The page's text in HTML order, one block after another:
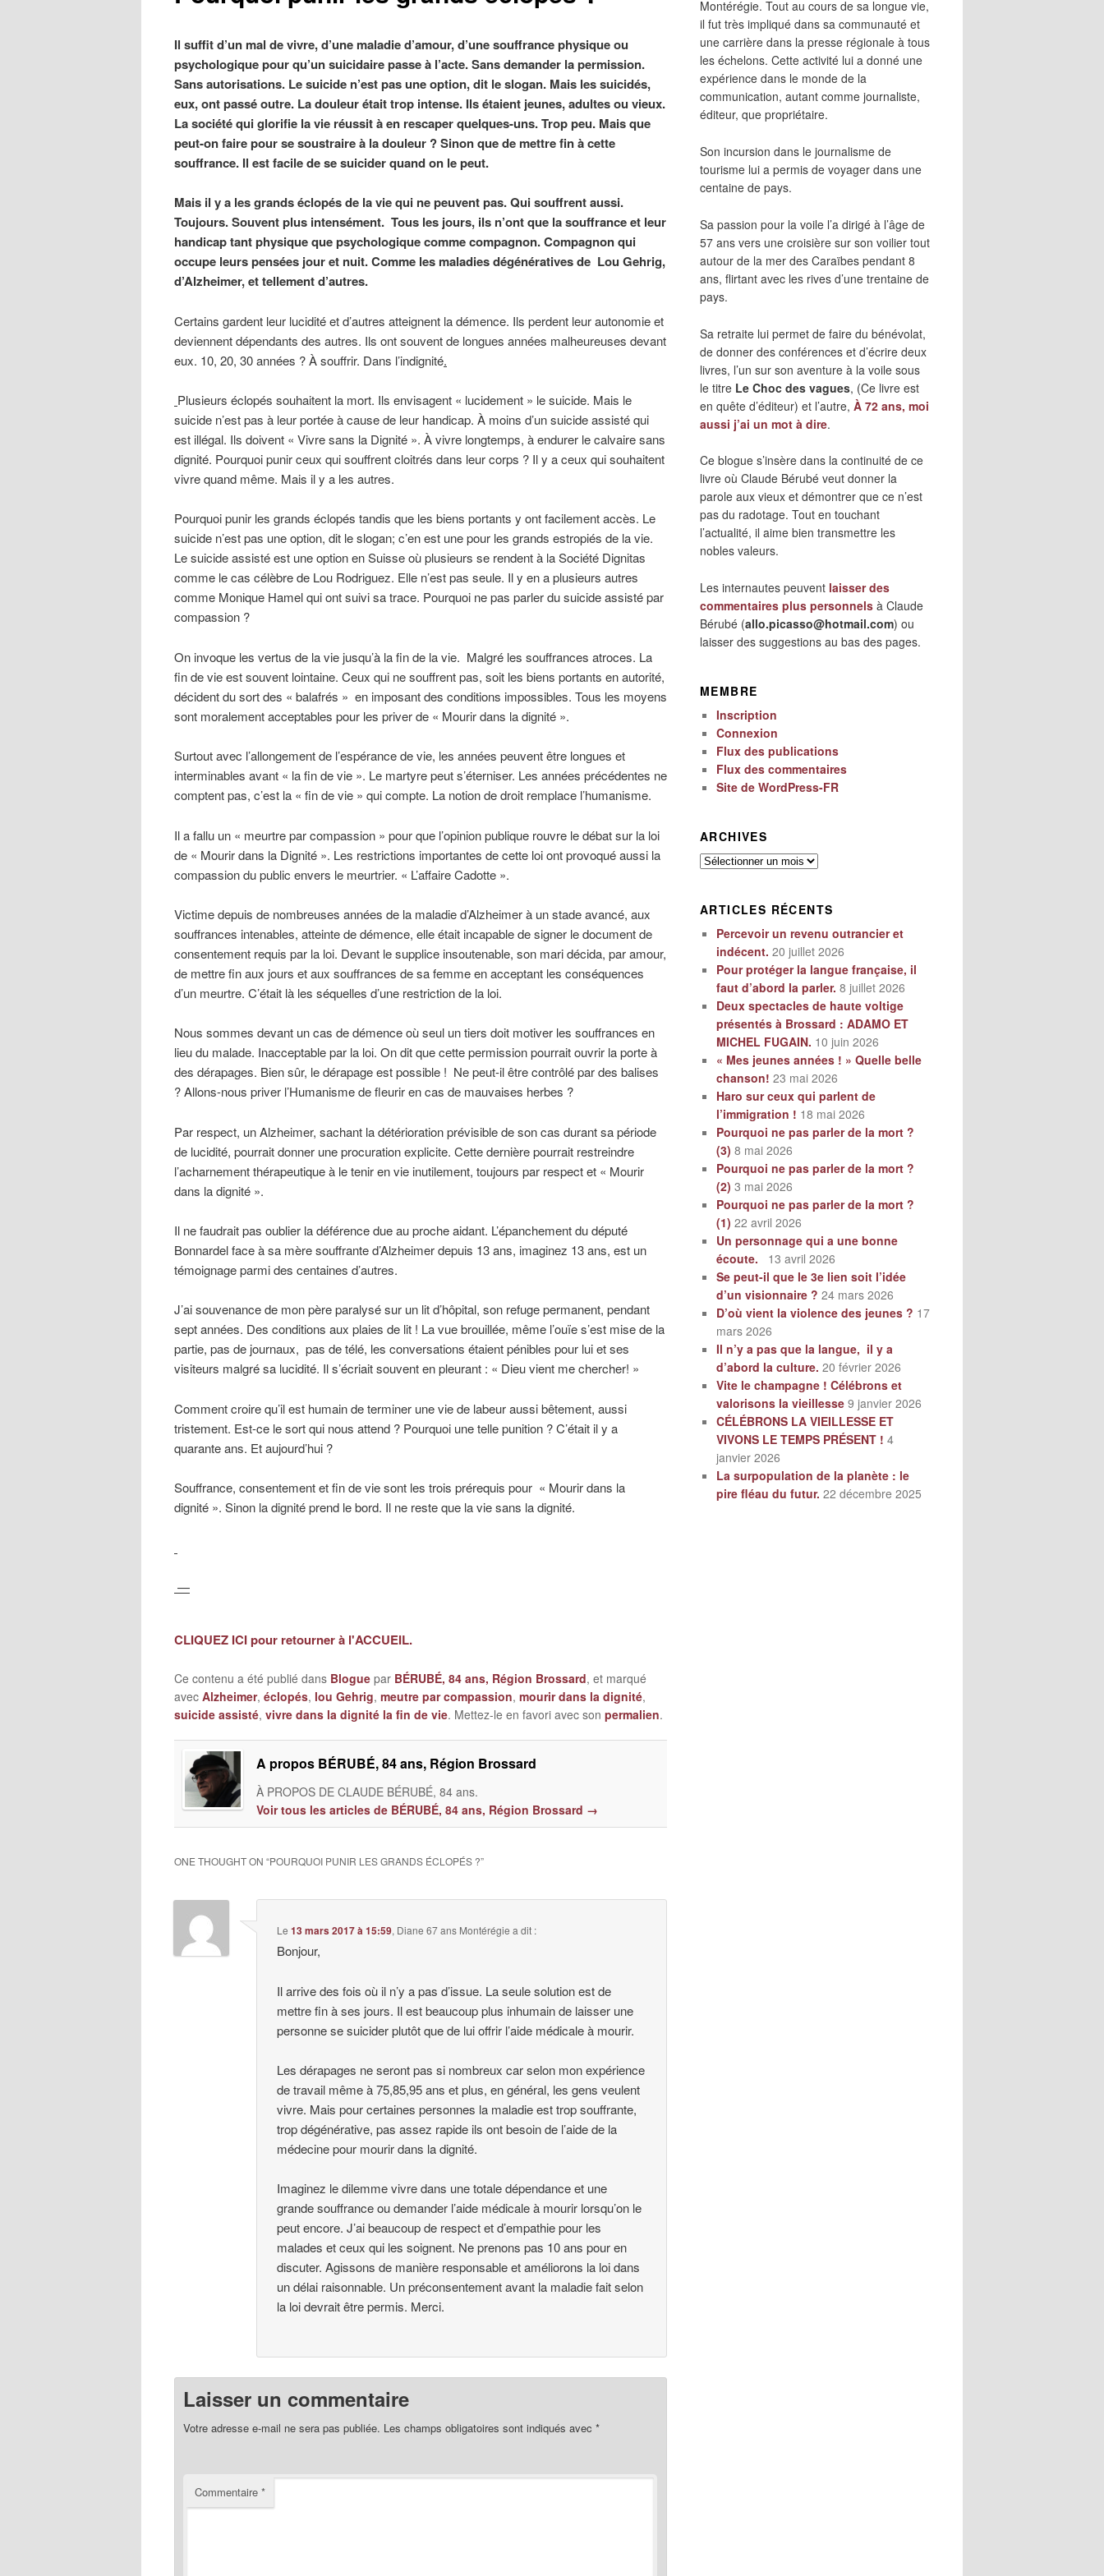
Il suffit d’un mal de vivre, d’une maladie d’amour, d’une souffrance physique ou
psychologique pour qu’un suicidaire passe à l’acte. Sans demander la permission.
Sans autorisations. Le suicide n’est pas une option, dit le slogan. Mais les suicidés,
eux, ont passé outre. La douleur était trop intense. Ils étaient jeunes, adultes ou vieux.
La société qui glorifie la vie réussit à en rescaper quelques-uns. Trop peu. Mais que
peut-on faire pour se soustraire à la douleur ? Sinon que de mettre fin à cette
souffrance. Il est facile de se suicider quand on le peut.
Mais il y a les grands éclopés de la vie qui ne peuvent pas. Qui souffrent aussi.
Toujours. Souvent plus intensément. Tous les jours, ils n’ont que la souffrance et leur
handicap tant physique que psychologique comme compagnon. Compagnon qui
occupe leurs pensées jour et nuit. Comme les maladies dégénératives de Lou Gehrig,
d’Alzheimer, et tellement d’autres.
Certains gardent leur lucidité et d’autres atteignent la démence. Ils perdent leur autonomie et
deviennent dépendants des autres. Ils ont souvent de longues années malheureuses devant
eux. 10, 20, 30 années ? À souffrir. Dans l’indignité.
Plusieurs éclopés souhaitent la mort. Ils envisagent « lucidement » le suicide. Mais le
suicide n’est pas à leur portée à cause de leur handicap. À moins d’un suicide assisté qui
est illégal. Ils doivent « Vivre sans la Dignité ». À vivre longtemps, à endurer le calvaire sans
dignité. Pourquoi punir ceux qui souffrent cloitrés dans leur corps ? Il y a ceux qui souhaitent
vivre quand même. Mais il y a les autres.
Pourquoi punir les grands éclopés tandis que les biens portants y ont facilement accès. Le
suicide n’est pas une option, dit le slogan; c’en est une pour les grands estropiés de la vie.
Le suicide assisté est une option en Suisse où plusieurs se rendent à la Société Dignitas
comme le cas célèbre de Lou Rodriguez. Elle n’est pas seule. Il y en a plusieurs autres
comme Monique Hamel qui ont suivi sa trace. Pourquoi ne pas parler du suicide assisté par
compassion ?
On invoque les vertus de la vie jusqu’à la fin de la vie. Malgré les souffrances atroces. La
fin de vie est souvent lointaine. Ceux qui ne souffrent pas, soit les biens portants en autorité,
décident du sort des « balafrés » en imposant des conditions impossibles. Tous les moyens
sont moralement acceptables pour les priver de « Mourir dans la dignité ».
Surtout avec l’allongement de l’espérance de vie, les années peuvent être longues et
interminables avant « la fin de vie ». Le martyre peut s’éterniser. Les années précédentes ne
comptent pas, c’est la « fin de vie » qui compte. La notion de droit remplace l’humanisme.
Il a fallu un « meurtre par compassion » pour que l’opinion publique rouvre le débat sur la loi
de « Mourir dans la Dignité ». Les restrictions importantes de cette loi ont provoqué aussi la
compassion du public envers le meurtrier. « L’affaire Cadotte ».
Victime depuis de nombreuses années de la maladie d’Alzheimer à un stade avancé, aux
souffrances intenables, atteinte de démence, elle était incapable de signer le document de
consentement requis par la loi. Devant le supplice insoutenable, son mari décida, par amour,
de mettre fin aux jours et aux souffrances de sa femme en acceptant les conséquences
d’un meurtre. C’était là les séquelles d’une restriction de la loi.
Nous sommes devant un cas de démence où seul un tiers doit motiver les souffrances en
lieu du malade. Inacceptable par la loi. On dit que cette permission pourrait ouvrir la porte à
des dérapages. Bien sûr, le dérapage est possible ! Ne peut-il être contrôlé par des balises
? Allons-nous priver l’Humanisme de fleurir en cas de mauvaises herbes ?
Par respect, un Alzheimer, sachant la détérioration prévisible de son cas durant sa période
de lucidité, pourrait donner une procuration explicite. Cette dernière pourrait restreindre
l’acharnement thérapeutique à le tenir en vie inutilement, toujours par respect et « Mourir
dans la dignité ».
Il ne faudrait pas oublier la déférence due au proche aidant. L’épanchement du député
Bonnardel face à sa mère souffrante d’Alzheimer depuis 13 ans, imaginez 13 ans, est un
témoignage parmi des centaines d’autres.
J’ai souvenance de mon père paralysé sur un lit d’hôpital, son refuge permanent, pendant
sept années. Des conditions aux plaies de lit ! La vue brouillée, même l’ouïe s’est mise de la
partie, pas de journaux, pas de télé, les conversations étaient pénibles pour lui et ses
visiteurs malgré sa lucidité. Il s’écriait souvent en pleurant : « Dieu vient me chercher! »
Comment croire qu’il est humain de terminer une vie de labeur aussi bêtement, aussi
tristement. Est-ce le sort qui nous attend ? Pourquoi une telle punition ? C’était il y a
quarante ans. Et aujourd’hui ?
Souffrance, consentement et fin de vie sont les trois prérequis pour « Mourir dans la
dignité ». Sinon la dignité prend le bord. Il ne reste que la vie sans la dignité.
—
CLIQUEZ ICI pour retourner à l'ACCUEIL.
Ce contenu a été publié dans Blogue par BÉRUBÉ, 84 ans, Région Brossard, et marqué
avec Alzheimer, éclopés, lou Gehrig, meutre par compassion, mourir dans la dignité,
suicide assisté, vivre dans la dignité la fin de vie. Mettez-le en favori avec son permalien.
A propos BÉRUBÉ, 84 ans, Région Brossard
À PROPOS DE CLAUDE BÉRUBÉ, 84 ans.
Voir tous les articles de BÉRUBÉ, 84 ans, Région Brossard →
ONE THOUGHT ON “POURQUOI PUNIR LES GRANDS ÉCLOPÉS ?”
Le13 mars 2017 à 15:59, Diane 67 ans Montérégie a dit :
Bonjour,
Il arrive des fois où il n’y a pas d’issue. La seule solution est de
mettre fin à ses jours. Il est beaucoup plus inhumain de laisser une
personne se suicider plutôt que de lui offrir l’aide médicale à mourir.
Les dérapages ne seront pas si nombreux car selon mon expérience
de travail même à 75,85,95 ans et plus, en général, les gens veulent
vivre. Mais pour certaines personnes la maladie est trop souffrante,
trop dégénérative, pas assez rapide ils ont besoin de l’aide de la
médecine pour mourir dans la dignité.
Imaginez le dilemme vivre dans une totale dépendance et une
grande souffrance ou demander l’aide médicale à mourir lorsqu’on le
peut encore. J’ai beaucoup de respect et d’empathie pour les
malades et ceux qui les soignent. Ne prenons pas 10 ans pour en
discuter. Agissons de manière responsable et améliorons la loi dans
un délai raisonnable. Un préconsentement avant la maladie fait selon
la loi devrait être permis. Merci.
Laisser un commentaire
Votre adresse e-mail ne sera pas publiée. Les champs obligatoires sont indiqués avec *
Commentaire *
Montérégie. Tout au cours de sa longue vie,
il fut très impliqué dans sa communauté et
une carrière dans la presse régionale à tous
les échelons. Cette activité lui a donné une
expérience dans le monde de la
communication, autant comme journaliste,
éditeur, que propriétaire.
Son incursion dans le journalisme de
tourisme lui a permis de voyager dans une
centaine de pays.
Sa passion pour la voile l’a dirigé à l’âge de
57 ans vers une croisière sur son voilier tout
autour de la mer des Caraïbes pendant 8
ans, flirtant avec les rives d’une trentaine de
pays.
Sa retraite lui permet de faire du bénévolat,
de donner des conférences et d’écrire deux
livres, l’un sur son aventure à la voile sous
le titre Le Choc des vagues, (Ce livre est
en quête d’éditeur) et l’autre, À 72 ans, moi
aussi j’ai un mot à dire.
Ce blogue s’insère dans la continuité de ce
livre où Claude Bérubé veut donner la
parole aux vieux et démontrer que ce n’est
pas du radotage. Tout en touchant
l’actualité, il aime bien transmettre les
nobles valeurs.
Les internautes peuvent laisser des
commentaires plus personnels à Claude
Bérubé (allo.picasso@hotmail.com) ou
laisser des suggestions au bas des pages.
MEMBRE
Inscription
Connexion
Flux des publications
Flux des commentaires
Site de WordPress-FR
ARCHIVES
Archives
ARTICLES RÉCENTS
Percevoir un revenu outrancier et
indécent. 20 juillet 2026
Pour protéger la langue française, il
faut d’abord la parler. 8 juillet 2026
Deux spectacles de haute voltige
présentés à Brossard : ADAMO ET
MICHEL FUGAIN. 10 juin 2026
« Mes jeunes années ! » Quelle belle
chanson! 23 mai 2026
Haro sur ceux qui parlent de
l’immigration ! 18 mai 2026
Pourquoi ne pas parler de la mort ?
(3) 8 mai 2026
Pourquoi ne pas parler de la mort ?
(2) 3 mai 2026
Pourquoi ne pas parler de la mort ?
(1) 22 avril 2026
Un personnage qui a une bonne
écoute.
13 avril 2026
Se peut-il que le 3e lien soit l’idée
d’un visionnaire ? 24 mars 2026
D’où vient la violence des jeunes ? 17
mars 2026
Il n’y a pas que la langue, il y a
d’abord la culture. 20 février 2026
Vite le champagne ! Célébrons et
valorisons la vieillesse 9 janvier 2026
CÉLÉBRONS LA VIEILLESSE ET
VIVONS LE TEMPS PRÉSENT ! 4
janvier 2026
La surpopulation de la planète : le
pire fléau du futur. 22 décembre 2025